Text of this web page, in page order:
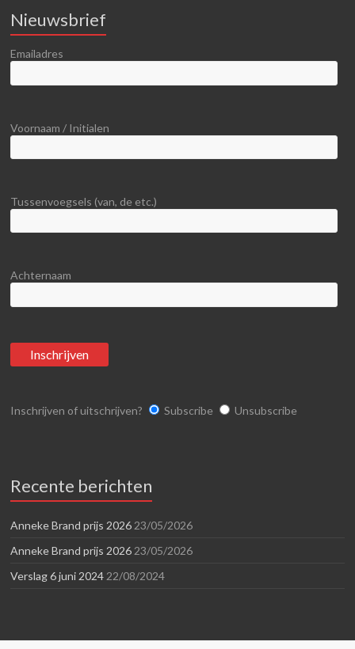
Nieuwsbrief
Emailadres
Voornaam / Initialen
Tussenvoegsels (van, de etc.)
Achternaam
Inschrijven of uitschrijven? Subscribe Unsubscribe
Recente berichten
Anneke Brand prijs 2026 23/05/2026
Anneke Brand prijs 2026 23/05/2026
Verslag 6 juni 2024 22/08/2024